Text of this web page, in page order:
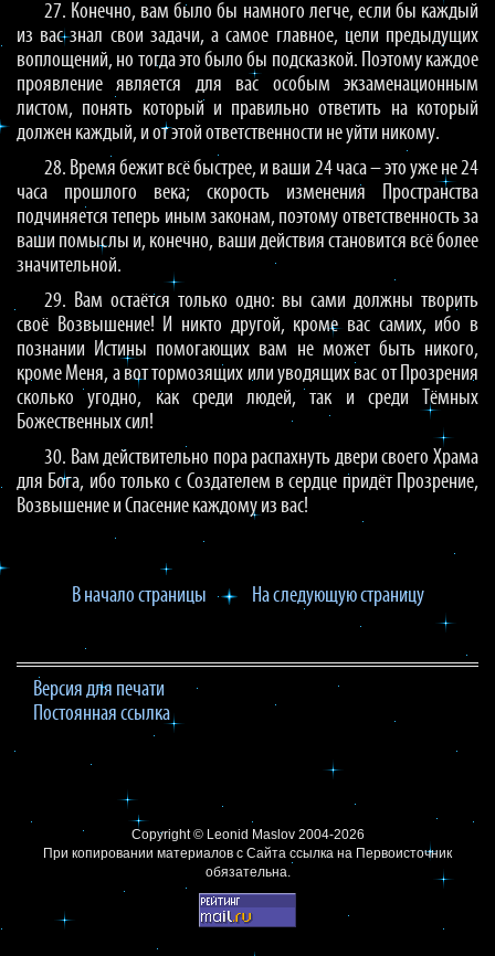
27. Конечно, вам было бы намного легче, если бы каждый
из вас знал свои задачи, а самое главное, цели предыдущих
воплощений, но тогда это было бы подсказкой. Поэтому каждое
проявление является для вас особым экзаменационным
листом, понять который и правильно ответить на который
должен каждый, и от этой ответственности не уйти никому.
28. Время бежит всё быстрее, и ваши 24 часа – это уже не 24
часа прошлого века; скорость изменения Пространства
подчиняется теперь иным законам, поэтому ответственность за
ваши помыслы и, конечно, ваши действия становится всё более
значительной.
29. Вам остаётся только одно: вы сами должны творить
своё Возвышение! И никто другой, кроме вас самих, ибо в
познании Истины помогающих вам не может быть никого,
кроме Меня, а вот тормозящих или уводящих вас от Прозрения
сколько угодно, как среди людей, так и среди Тёмных
Божественных сил!
30. Вам действительно пора распахнуть двери своего Храма
для Бога, ибо только с Создателем в сердце придёт Прозрение,
Возвышение и Спасение каждому из вас!
В начало страницы На следующую страницу
Версия для печати
Постоянная ссылка
Copyright © Leonid Maslov2004-2026
При копировании материалов с Сайта ссылка на Первоисточник
обязательна.